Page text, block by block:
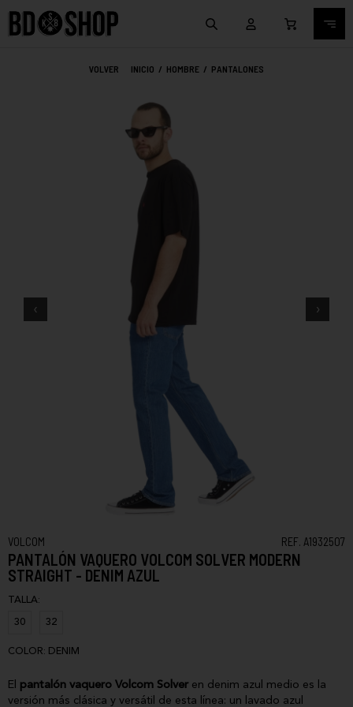
VOLVER INICIO / HOMBRE / PANTALONES
‹ ›
PANTALÓN VAQUERO VOLCOM SOLVER MODERN
STRAIGHT - DENIM AZUL
VOLCOM REF. A1932507
TALLA:
30 32
COLOR: DENIM
El pantalón vaquero Volcom Solver en denim azul medio es la
versión más clásica y versátil de esta línea: un lavado azul